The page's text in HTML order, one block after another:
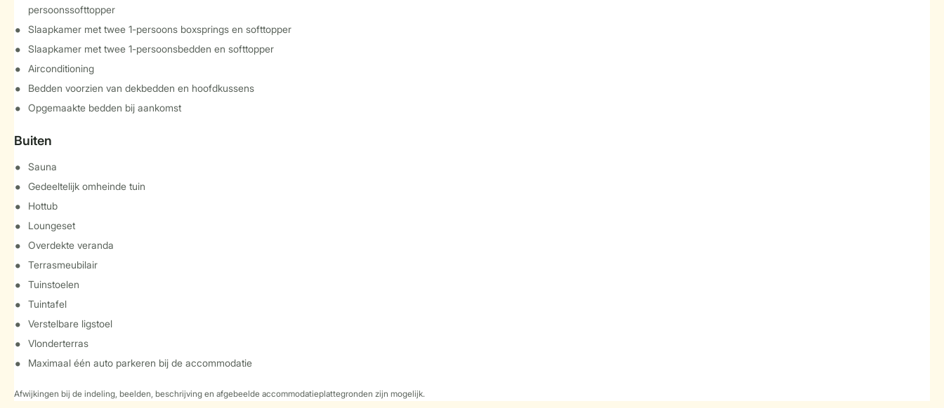
persoonssofttopper
Slaapkamer met twee 1-persoons boxsprings en softtopper
Slaapkamer met twee 1-persoonsbedden en softtopper
Airconditioning
Bedden voorzien van dekbedden en hoofdkussens
Opgemaakte bedden bij aankomst
Buiten
Sauna
Gedeeltelijk omheinde tuin
Hottub
Loungeset
Overdekte veranda
Terrasmeubilair
Tuinstoelen
Tuintafel
Verstelbare ligstoel
Vlonderterras
Maximaal één auto parkeren bij de accommodatie
Afwijkingen bij de indeling, beelden, beschrijving en afgebeelde accommodatieplattegronden zijn mogelijk.